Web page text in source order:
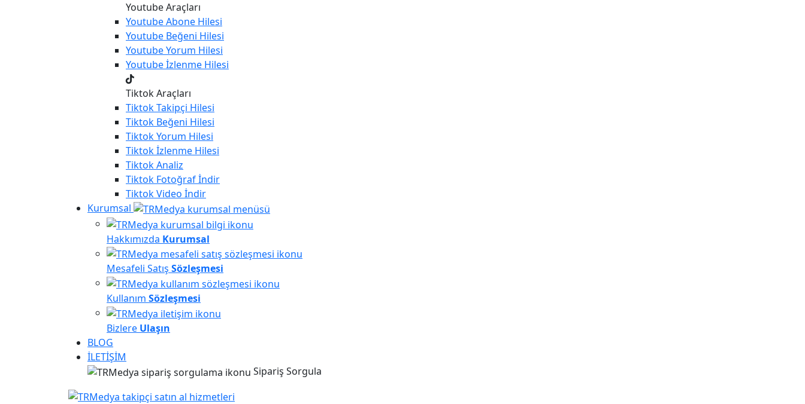
Youtube Araçları
YoutubeAbone Hilesi
Youtube Beğeni Hilesi
YoutubeYorum Hilesi
Youtubeİzlenme Hilesi
Tiktok Araçları
TiktokTakipçi Hilesi
Tiktok Beğeni Hilesi
TiktokYorum Hilesi
Tiktokİzlenme Hilesi
TiktokAnaliz
Tiktok Fotoğraf İndir
TiktokVideo İndir
Kurumsal
Hakkımızda Kurumsal
Mesafeli Satış Sözleşmesi
Kullanım Sözleşmesi
Bizlere Ulaşın
BLOG
İLETİŞİM
Sipariş Sorgula